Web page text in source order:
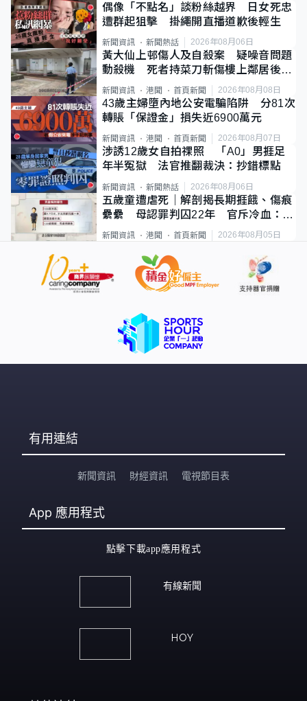
偶像「不點名」談粉絲越界 日女死忠
遭群起狙擊 掛繩開直播道歉後輕生
新聞資訊 新聞熱話 2026年08月06日
黃大仙上邨傷人及自殺案 疑噪音問題
動殺機 死者持菜刀斬傷樓上鄰居後墮
斃
新聞資訊 港聞 首頁新聞 2026年08月08日
43歲主婦墮內地公安電騙陷阱 分81次
轉賬「保證金」損失近6900萬元
新聞資訊 港聞 首頁新聞 2026年08月07日
涉誘12歲女自拍祼照 「A0」男捱足
年半冤獄 法官推翻裁決：抄錯標點
新聞資訊 新聞熱話 2026年08月06日
五歲童遭虐死｜解剖揭長期捱餓、傷痕
纍纍 母認罪判囚22年 官斥冷血：同
類案最惡劣
新聞資訊 港聞 首頁新聞 2026年08月05日
有用連結
新聞資訊 財經資訊 電視節目表
App 應用程式
點擊下載app應用程式
有線新聞
HOY